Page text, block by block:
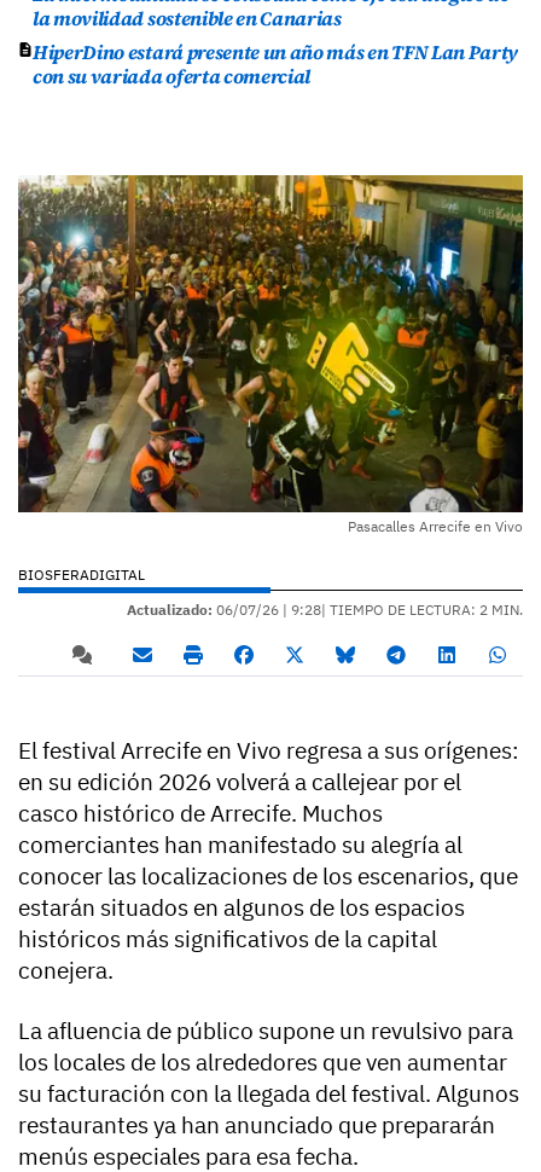
la movilidad sostenible en Canarias
HiperDino estará presente un año más en TFN Lan Party
con su variada oferta comercial
Pasacalles Arrecife en Vivo
BIOSFERADIGITAL
Actualizado: 06/07/26 | 9:28| TIEMPO DE LECTURA: 2 MIN.
El festival Arrecife en Vivo regresa a sus orígenes:
en su edición 2026 volverá a callejear por el
casco histórico de Arrecife. Muchos
comerciantes han manifestado su alegría al
conocer las localizaciones de los escenarios, que
estarán situados en algunos de los espacios
históricos más significativos de la capital
conejera.
La afluencia de público supone un revulsivo para
los locales de los alrededores que ven aumentar
su facturación con la llegada del festival. Algunos
restaurantes ya han anunciado que prepararán
menús especiales para esa fecha.